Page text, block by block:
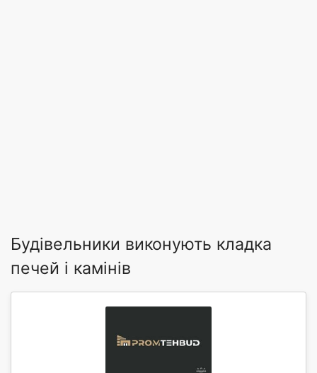
Будівельники виконують кладка
печей і камінів